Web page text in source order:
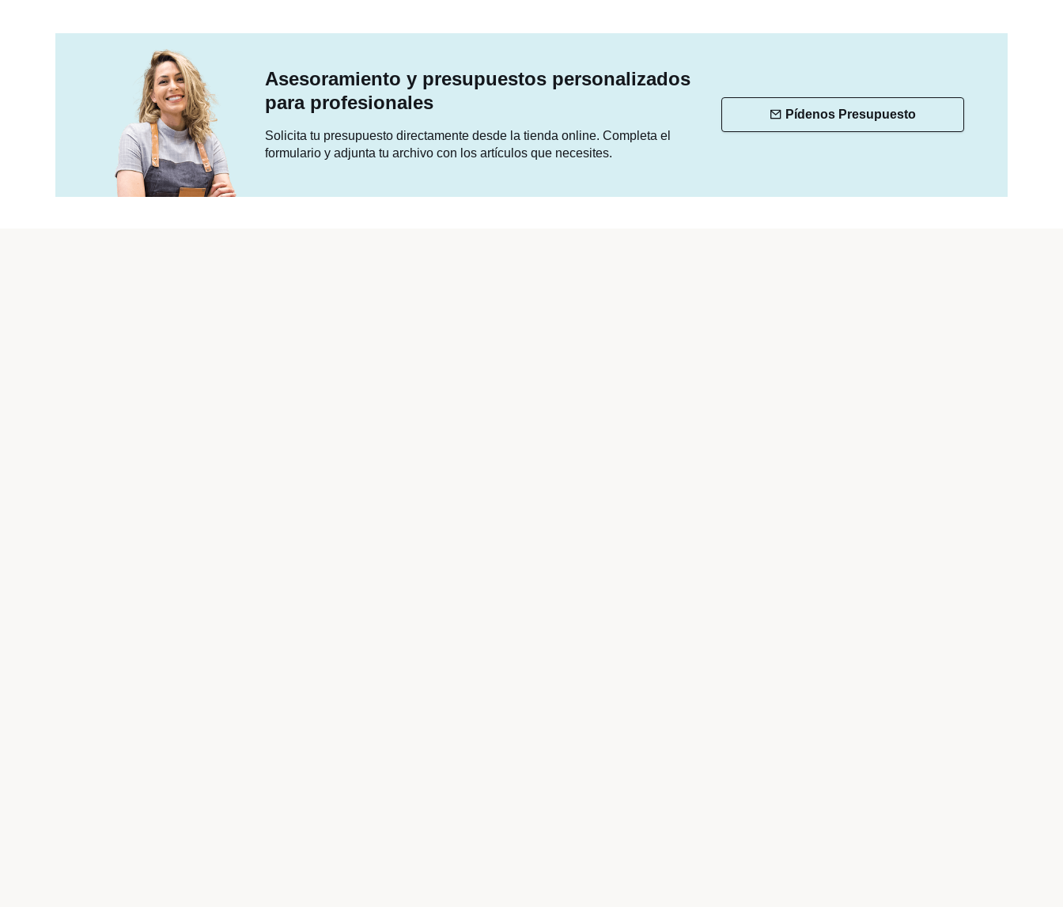
Asesoramiento y presupuestos personalizados
para profesionales
Solicita tu presupuesto directamente desde la tienda online. Completa el
formulario y adjunta tu archivo con los artículos que necesites.
Pídenos Presupuesto